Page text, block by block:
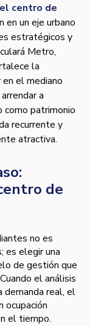
centro de
en un eje urbano
estratégicos y
Metro,
la
el mediano
a
como patrimonio
recurrente y
atractiva.
de
no es
es elegir una
de gestión que
el análisis
demanda real, el
ocupación
el tiempo.